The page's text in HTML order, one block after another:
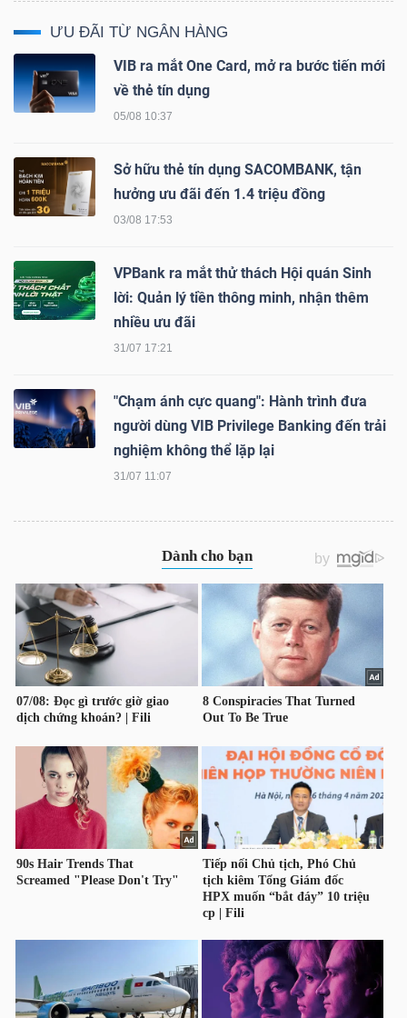
ƯU ĐÃI TỪ NGÂN HÀNG
VIB ra mắt One Card, mở ra bước tiến mới
về thẻ tín dụng
05/08 10:37
Sở hữu thẻ tín dụng SACOMBANK, tận
hưởng ưu đãi đến 1.4 triệu đồng
03/08 17:53
VPBank ra mắt thử thách Hội quán Sinh
lời: Quản lý tiền thông minh, nhận thêm
nhiều ưu đãi
31/07 17:21
"Chạm ánh cực quang": Hành trình đưa
người dùng VIB Privilege Banking đến trải
nghiệm không thể lặp lại
31/07 11:07
THIẾT
YẾU
CHĂM
CHÍNH
CÔNG
NGHỆ
THÔNG
TIN
DỊCH
TRUYỀN
TIỆN